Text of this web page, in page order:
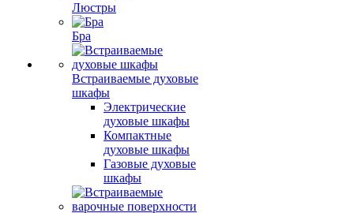
Люстры
Бра
Встраиваемые духовые
шкафы
Электрические
духовые шкафы
Компактные
духовые шкафы
Газовые духовые
шкафы